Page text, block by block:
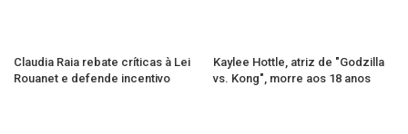
Claudia Raia rebate críticas à Lei
Rouanet e defende incentivo
Kaylee Hottle, atriz de "Godzilla
vs. Kong", morre aos 18 anos